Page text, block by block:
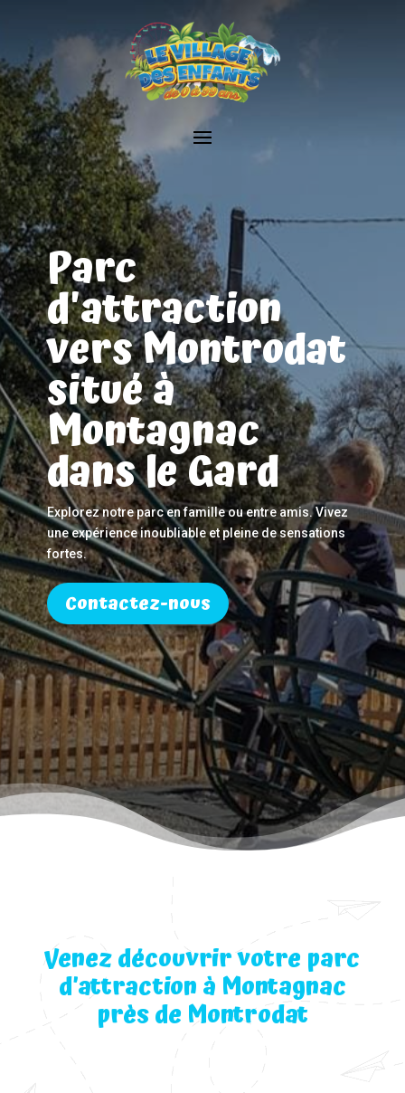
Parc
d'attraction
vers Montrodat
situé à
Montagnac
dans le Gard
Explorez notre parc en famille ou entre amis. Vivez
une expérience inoubliable et pleine de sensations
fortes.
Contactez-nous
Venez découvrir votre parc
d’attraction à Montagnac
près de Montrodat